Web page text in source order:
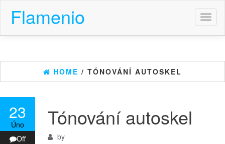
Flamenio
HOME / TÓNOVÁNÍ AUTOSKEL
23
Úno
Off
Tónování autoskel
by